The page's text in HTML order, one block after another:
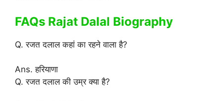
FAQs Rajat Dalal Biography
Q. रजत दलाल कहां का रहने वाला है?
Ans. हरियाणा
Q. रजत दलाल की उम्र क्या है?